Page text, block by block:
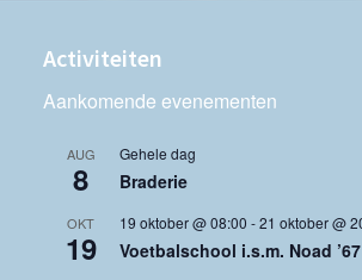
Activiteiten
Aankomende evenementen
AUG
8
Gehele dag
Braderie
OKT
19
19 oktober @ 08:00 -21 oktober @
Voetbalschool i.s.m. Noad